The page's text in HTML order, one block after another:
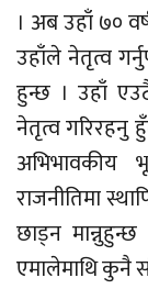
। अब उहाँ ७०
उहाँले नेतृत्व
हुन्छ । उहाँ
नेतृत्व गरिरहनु
अभिभावकीय
राजनीतिमा
छाड्न
एमालेमाथि